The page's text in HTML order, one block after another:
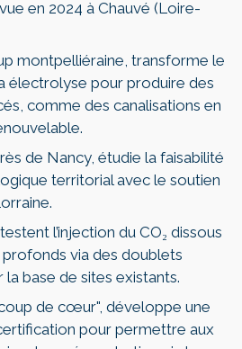
en 2024 à Chauvé (Loire-
montpelliéraine, transforme le
électrolyse pour produire des
comme des canalisations en
de Nancy, étudie la faisabilité
territorial avec le soutien
testent l’injection du CO₂ dissous
via des doublets
base de sites existants.
de cœur", développe une
pour permettre aux